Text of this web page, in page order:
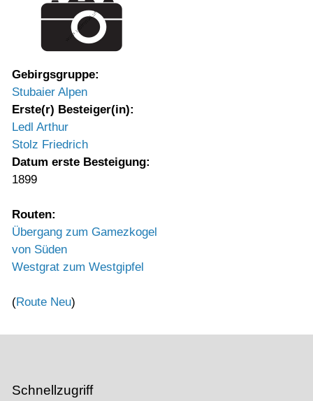
Gebirgsgruppe:
Stubaier Alpen
Erste(r) Besteiger(in):
Ledl Arthur
Stolz Friedrich
Datum erste Besteigung:
1899
Routen:
Übergang zum Gamezkogel
von Süden
Westgrat zum Westgipfel
(Route Neu)
Schnellzugriff